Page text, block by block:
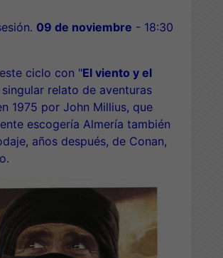
09 de noviembre - 18:30
ciclo con "El viento y el
singular relato de aventuras
1975 por John Millius, que
escogería Almería también
años después, de Conan,